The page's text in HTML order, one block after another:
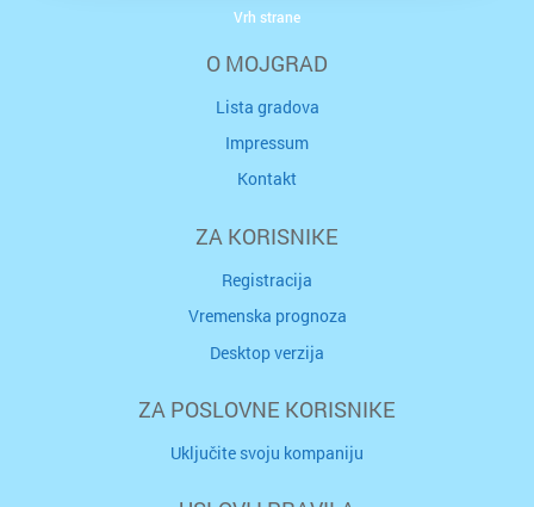
O MOJGRAD
Lista gradova
Impressum
Kontakt
ZA KORISNIKE
Registracija
Vremenska prognoza
Desktop verzija
ZA POSLOVNE KORISNIKE
Uključite svoju kompaniju
Vrh strane